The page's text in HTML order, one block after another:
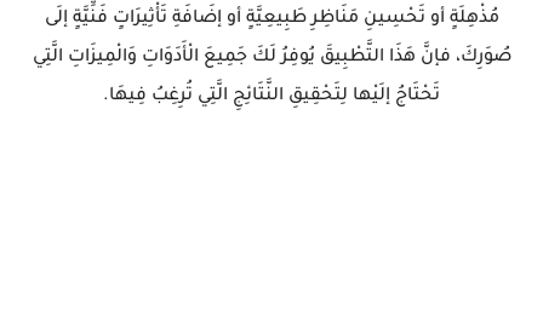
مُذْهِلَةٍ أو تَحْسِينِ مَنَاظِرِ طَبِيعِيَّةٍ أو إضَافَةِ تَأْثِيرَاتٍ فَنِّيَّةٍ إلَى
صُوَرِكَ، فإنَّ هَذَا التَّطْبِيقَ يُوفِرُ لَكَ جَمِيعَ الْأَدَوَاتِ وَالْمِيزَاتِ الَّتِي
تَحْتَاجُ إلَيْها لِتَحْقِيقِ النَّتَائِجِ الَّتِي تُرِغِبُ فِيهَا.